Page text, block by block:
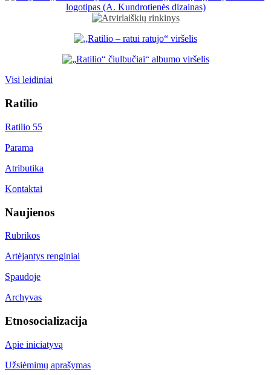
Visi leidiniai
Ratilio
Ratilio 55
Parama
Atributika
Kontaktai
Naujienos
Rubrikos
Artėjantys renginiai
Spaudoje
Archyvas
Etnosocializacija
Apie iniciatyvą
Užsiėmimų aprašymas